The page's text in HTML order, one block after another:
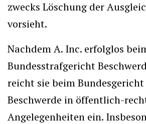
zwecks Löschung der
vorsieht.
Nachdem A. Inc. erfolglos
Bundesstrafgericht
reicht sie beim Bundesgericht
Beschwerde in öffentlich-
Angelegenheiten ein.